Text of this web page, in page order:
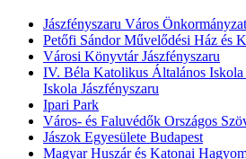
Jászfényszaru Város
Petőfi Sándor Művelődési Ház és
Városi Könyvtár Jászfényszaru
IV. Béla Katolikus Általános
Iskola Jászfényszaru
Ipari Park
Város- és Faluvédők Országos
Jászok Egyesülete Budapest
Magyar Huszár és Katonai